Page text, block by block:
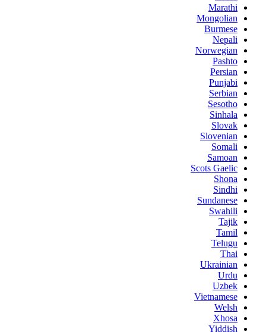
Marathi
Mongolian
Burmese
Nepali
Norwegian
Pashto
Persian
Punjabi
Serbian
Sesotho
Sinhala
Slovak
Slovenian
Somali
Samoan
Scots Gaelic
Shona
Sindhi
Sundanese
Swahili
Tajik
Tamil
Telugu
Thai
Ukrainian
Urdu
Uzbek
Vietnamese
Welsh
Xhosa
Yiddish